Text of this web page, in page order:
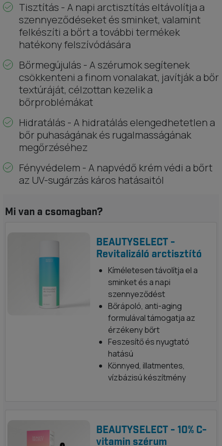
Tisztítás - A napi arctisztítás eltávolítja a
szennyeződéseket és sminket, valamint
felkészíti a bőrt a további termékek
hatékony felszívódására
Bőrmegújulás - A szérumok segítenek
csökkenteni a finom vonalakat, javítják a bőr
textúráját, célzottan kezelik a
bőrproblémákat
Hidratálás - A hidratálás elengedhetetlen a
bőr puhaságának és rugalmasságának
megőrzéséhez
Fényvédelem - A napvédő krém védi a bőrt
az UV-sugárzás káros hatásaitól
Mi van a csomagban?
BEAUTYSELECT -
Revitalizáló arctisztító
Kíméletesen távolítja el a
sminket és a napi
szennyeződést
Bőrápoló, anti-aging
formulával támogatja az
érzékeny bőrt
Feszesítő és nyugtató
hatású
Könnyed, illatmentes,
vízbázisú készítmény
BEAUTYSELECT - 10% C-
vitamin szérum